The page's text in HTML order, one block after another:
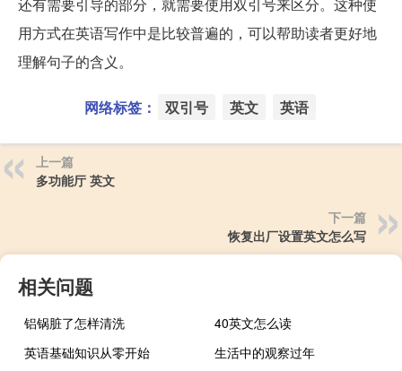
用方式在英语写作中是比较普遍的，可以帮助读者更好地
理解句子的含义。
网络标签： 双引号 英文 英语
上一篇
多功能厅 英文
下一篇
恢复出厂设置英文怎么写
相关问题
铝锅脏了怎样清洗
40英文怎么读
英语基础知识从零开始
生活中的观察过年